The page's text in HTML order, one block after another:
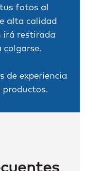
fotos al
alta calidad
irá restirada
colgarse.
de experiencia
productos.